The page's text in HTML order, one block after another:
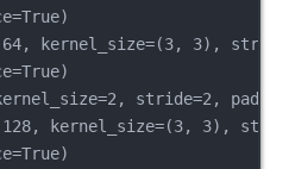
64, kernel_size=(3, 3),
stride=2,
128, kernel_size=(3, 3),